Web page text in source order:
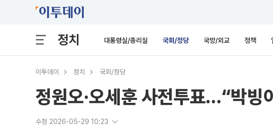
정치 대통령실/총리실 국회/정당 국방/외교 정책
이투데이 정치 국회/정당
정원오·오세훈 사전투표…“박빙
수정 2026-05-29 10:23